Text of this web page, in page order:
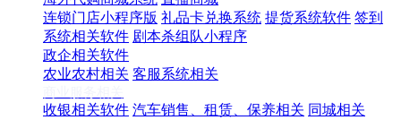
连锁门店小程序版 礼品卡兑换系统 提货系统软件 签到
系统相关软件 剧本杀组队小程序
政企相关软件
农业农村相关 客服系统相关
收银相关软件 汽车销售、租赁、保养相关 同城相关